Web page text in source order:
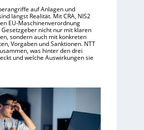
n
auf Anlagen und
längst Realität. Mit CRA, NIS2
EU-Maschinenverordnung
nicht nur mit klaren
sondern auch mit konkreten
Vorgaben und Sanktionen. NTT
was hinter den drei
und welche Auswirkungen sie